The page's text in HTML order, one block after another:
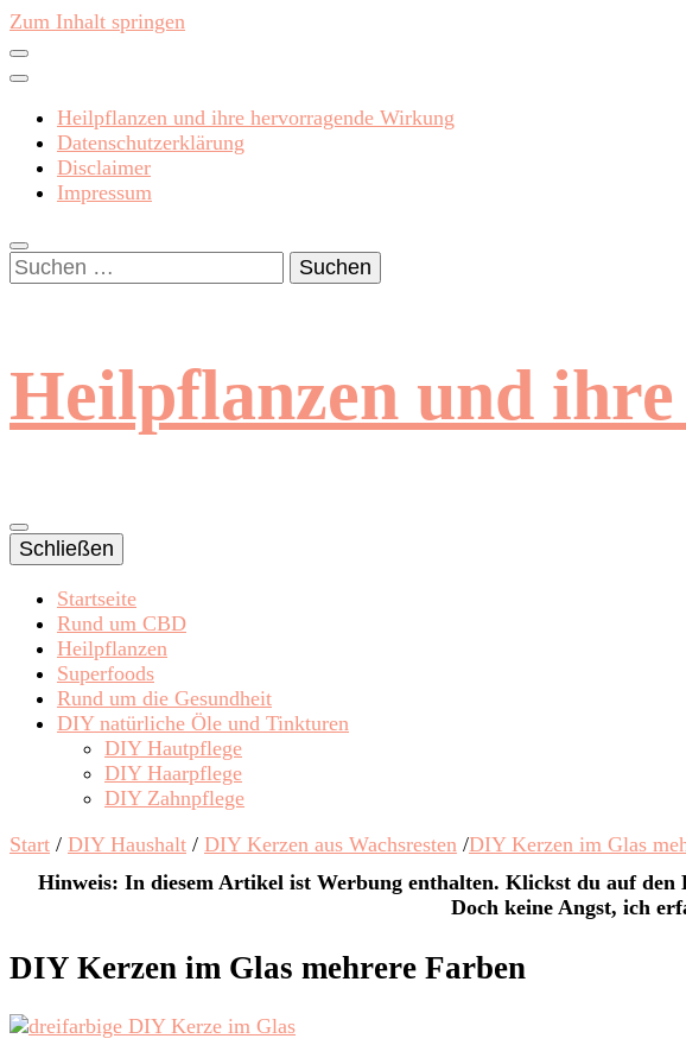
Zum Inhalt springen
Heilpflanzen und ihre hervorragende Wirkung
Datenschutzerklärung
Disclaimer
Impressum
Suchen
nach:
Heilpflanzen und
Schließen
Startseite
Rund um CBD
Heilpflanzen
Superfoods
Rund um die Gesundheit
DIY natürliche Öle und Tinkturen
DIY Hautpflege
DIY Haarpflege
DIY Zahnpflege
Start / DIY Haushalt / DIY Kerzen aus Wachsresten /DIY Kerzen im Glas
Hinweis: In diesem Artikel ist Werbung enthalten. Klickst du auf
Doch keine Angst, ich
DIY Kerzen im Glas mehrere Farben